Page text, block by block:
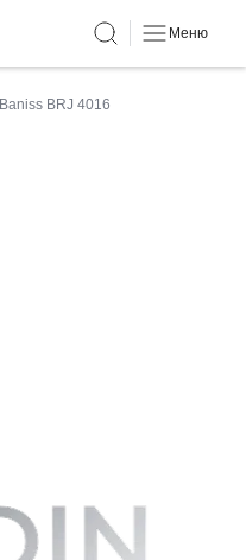
Меню
Baniss BRJ 4016